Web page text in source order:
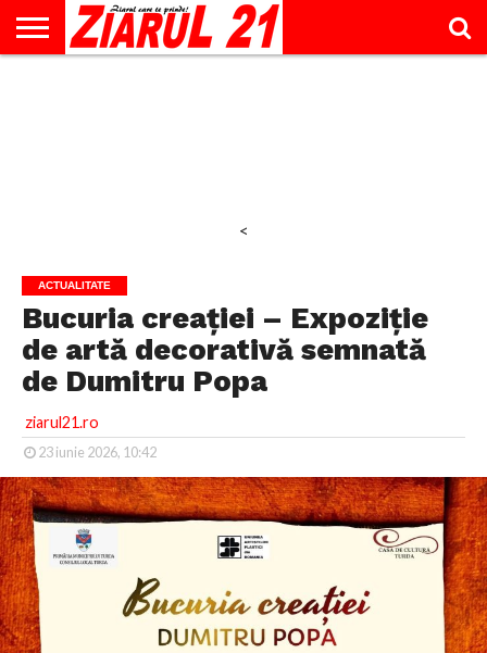
<
ACTUALITATE
Bucuria creației – Expoziție
de artă decorativă semnată
de Dumitru Popa
ziarul21.ro
23 iunie 2026, 10:42